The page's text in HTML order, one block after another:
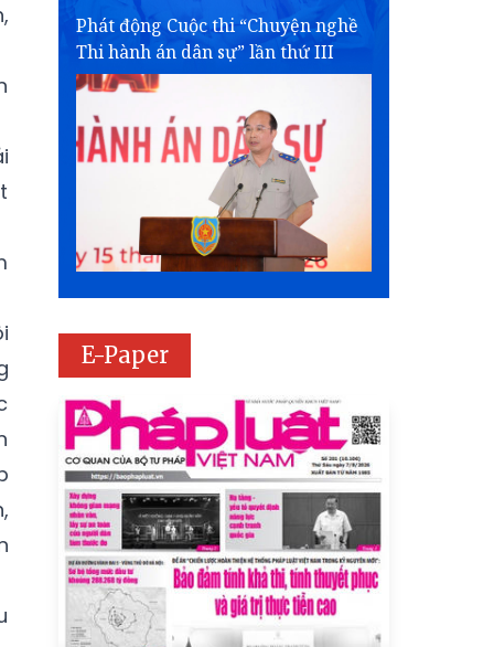
Phát động Cuộc thi “Chuyện nghề
Thi hành án dân sự” lần thứ III
E-Paper